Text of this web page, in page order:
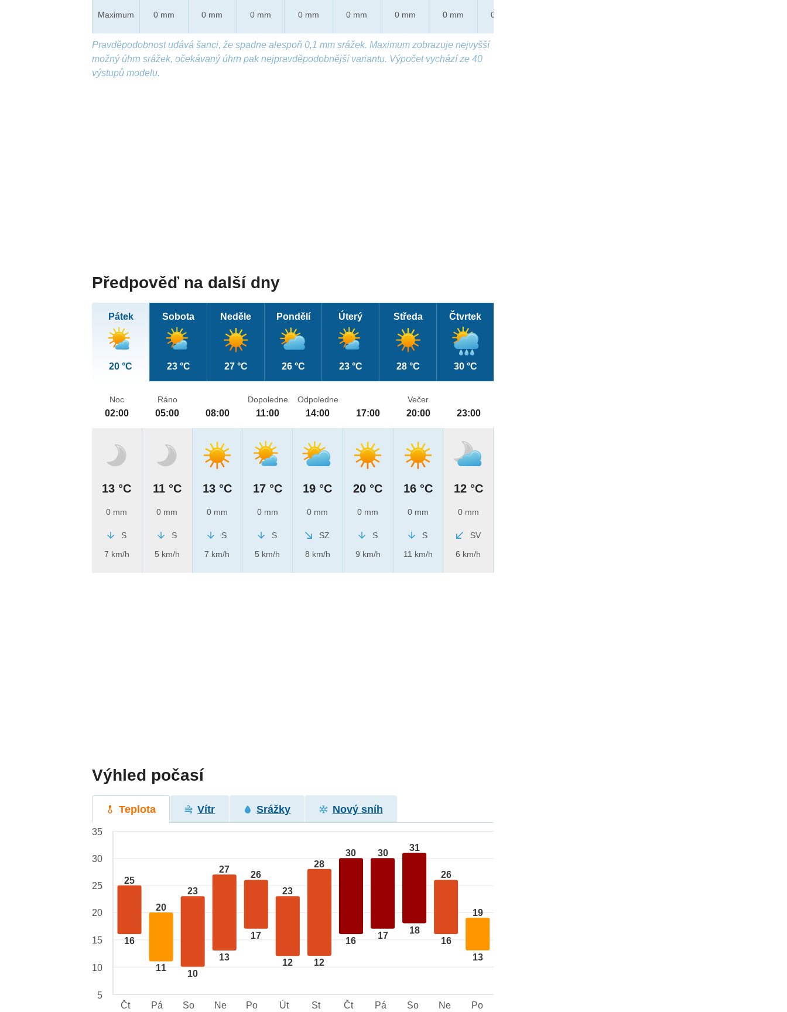
Maximum 0 mm 0 mm 0 mm 0 mm 0 mm 0 mm 0 mm 0 mm
Pravděpodobnost udává šanci, že spadne alespoň 0,1 mm srážek. Maximum zobrazuje nejvyšší
možný úhrn srážek, očekávaný úhrn pak nejpravděpodobnější variantu. Výpočet vychází ze 40
výstupů modelu.
Předpověď na další dny
Pátek
20 °C
Sobota
23 °C
Neděle
27 °C
Pondělí
26 °C
Úterý
23 °C
Středa
28 °C
Čtvrtek
30 °C
Noc
02:00
13 °C
0 mm
S
7 km/h
Ráno
05:00
11 °C
0 mm
S
5 km/h
08:00
13 °C
0 mm
S
7 km/h
Dopoledne
11:00
17 °C
0 mm
S
5 km/h
Odpoledne
14:00
19 °C
0 mm
SZ
8 km/h
17:00
20 °C
0 mm
S
9 km/h
Večer
20:00
16 °C
0 mm
S
11 km/h
23:00
12 °C
0 mm
SV
6 km/h
Výhled počasí
Teplota Vítr Srážky Nový sníh
25
16
20
11
23
10
27
13
26
17
23
12
28
12
30
16
30
17
31
18
26
16
19
13
35
30
25
20
15
10
5
Čt
Pá So Ne Po Út St Čt Pá So Ne Po